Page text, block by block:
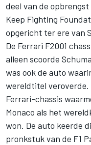
deel van de
Keep Fighting
opgericht ter ere van
De Ferrari F2001
alleen scoorde
was ook de auto
wereldtitel veroverde.
Ferrari-chassis
Monaco als het
won. De auto keerde
pronkstuk van de F1